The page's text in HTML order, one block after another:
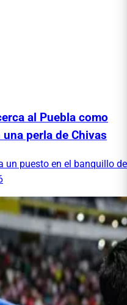
al Puebla como
perla de Chivas
un puesto en el banquillo de